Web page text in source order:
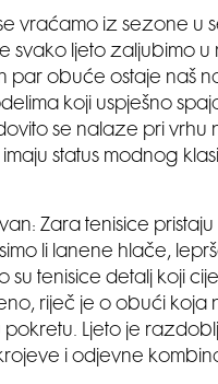
vraćamo iz sezone
svako ljeto zaljubimo
par obuće ostaje naš
koji uspješno
se nalaze pri vrhu
status modnog
Zara tenisice
li lanene hlače,
su tenisice detalj koji
riječ je o obući
Ljeto je
i odjevne